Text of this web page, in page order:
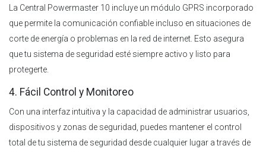
La Central Powermaster 10 incluye un módulo GPRS incorporado
que permite la comunicación confiable incluso en situaciones de
corte de energía o problemas en la red de internet. Esto asegura
que tu sistema de seguridad esté siempre activo y listo para
protegerte.
4. Fácil Control y Monitoreo
Con una interfaz intuitiva y la capacidad de administrar usuarios,
dispositivos y zonas de seguridad, puedes mantener el control
total de tu sistema de seguridad desde cualquier lugar a través de